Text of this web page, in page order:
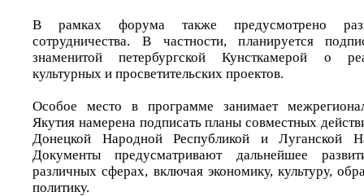
В рамках форума также предусмотрено
сотрудничества. В частности, планируется
знаменитой петербургской Кунсткамерой о
культурных и просветительских проектов.
Особое место в программе занимает
Якутия намерена подписать планы совместных
Донецкой Народной Республикой и Луганской
Документы предусматривают дальнейшее
различных сферах, включая экономику, культуру,
политику.